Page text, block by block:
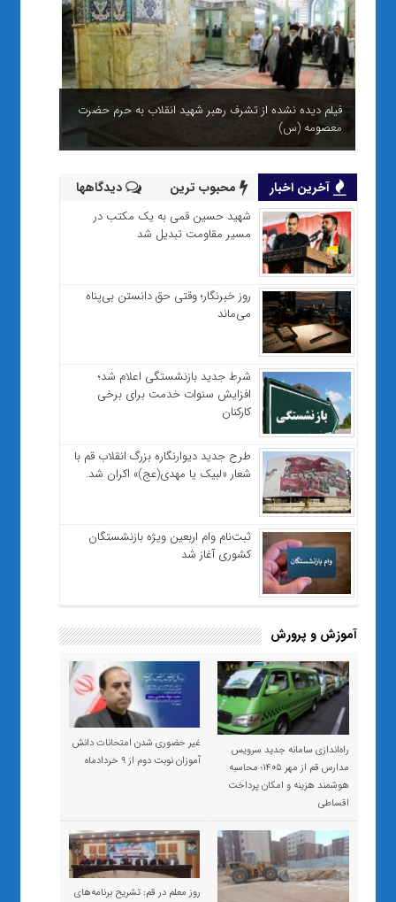
فیلم دیده نشده از تشرف رهبر شهید انقلاب به حرم حضرت
معصومه (س)
آخرین اخبار محبوب ترین دیدگاهها
شهید حسین قمی به یک مکتب در
مسیر مقاومت تبدیل شد
روز خبرنگار؛ وقتی حق دانستن بی‌پناه
می‌ماند
شرط جدید بازنشستگی اعلام شد؛
افزایش سنوات خدمت برای برخی
کارکنان
طرح جدید دیوارنگاره بزرگ انقلاب قم با
شعار «لبیک یا مهدی(عج)» اکران شد.
ثبت‌نام وام اربعین ویژه بازنشستگان
کشوری آغاز شد
آموزش و پرورش
راه‌اندازی سامانه جدید سرویس
مدارس قم از مهر ۱۴۰۵؛ محاسبه
هوشمند هزینه و امکان پرداخت
اقساطی
غیر حضوری شدن امتحانات دانش
آموزان نوبت دوم از ۹ خردادماه
روز معلم در قم: تشریح برنامه‌های